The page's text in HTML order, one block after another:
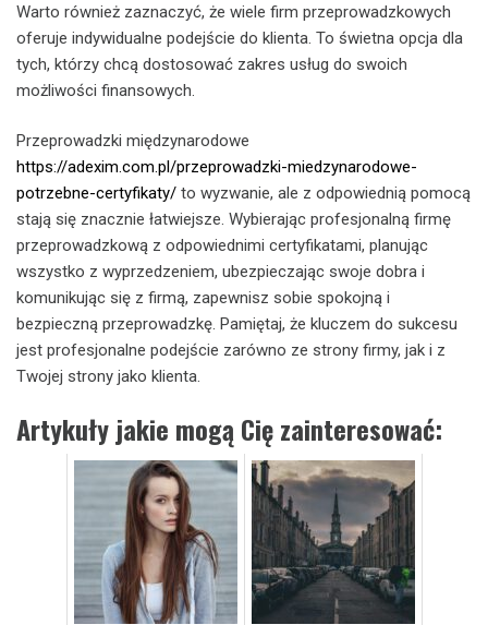
Warto również zaznaczyć, że wiele firm przeprowadzkowych
oferuje indywidualne podejście do klienta. To świetna opcja dla
tych, którzy chcą dostosować zakres usług do swoich
możliwości finansowych.
Przeprowadzki międzynarodowe
https://adexim.com.pl/przeprowadzki-miedzynarodowe-
potrzebne-certyfikaty/ to wyzwanie, ale z odpowiednią pomocą
stają się znacznie łatwiejsze. Wybierając profesjonalną firmę
przeprowadzkową z odpowiednimi certyfikatami, planując
wszystko z wyprzedzeniem, ubezpieczając swoje dobra i
komunikując się z firmą, zapewnisz sobie spokojną i
bezpieczną przeprowadzkę. Pamiętaj, że kluczem do sukcesu
jest profesjonalne podejście zarówno ze strony firmy, jak i z
Twojej strony jako klienta.
Artykuły jakie mogą Cię zainteresować: